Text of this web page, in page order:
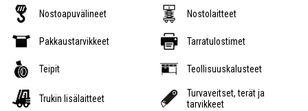
Nostoapuvälineet Nostolaitteet
Pakkaustarvikkeet Tarratulostimet
Teipit Teollisuuskalusteet
Trukin lisälaitteet
Turvaveitset, terät ja
tarvikkeet